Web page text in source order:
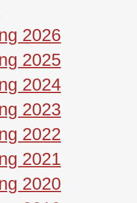
2026
2025
2024
2023
2022
2021
2020